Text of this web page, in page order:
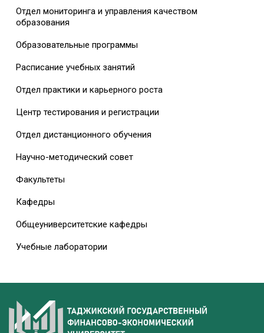
Отдел мониторинга и управления качеством
образования
Образовательные программы
Расписание учебных занятий
Отдел практики и карьерного роста
Центр тестирования и регистрации
Отдел дистанционного обучения
Научно-методический совет
Факультеты
Кафедры
Общеуниверситетские кафедры
Учебные лаборатории